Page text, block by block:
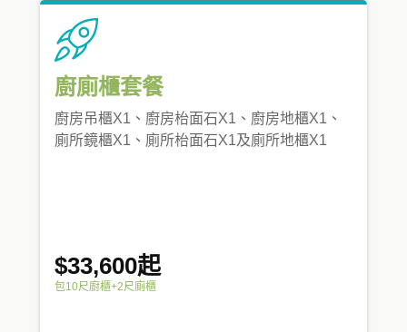
廚廁櫃套餐
廚房吊櫃X1、廚房枱面石X1、廚房地櫃X1、
廁所鏡櫃X1、廁所枱面石X1及廁所地櫃X1
$33,600起
包10尺廚櫃+2尺廁櫃